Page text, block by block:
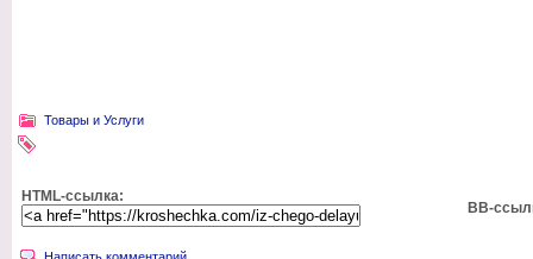
Товары и Услуги
HTML-ссылка:
BB-